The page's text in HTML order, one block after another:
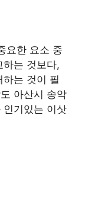
요한 요소 중
는 것보다,
는 것이 필
아산시 송악
인기있는 이삿